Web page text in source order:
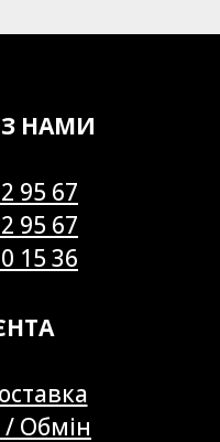
НАМИ
95 67
95 67
15 36
Обмін